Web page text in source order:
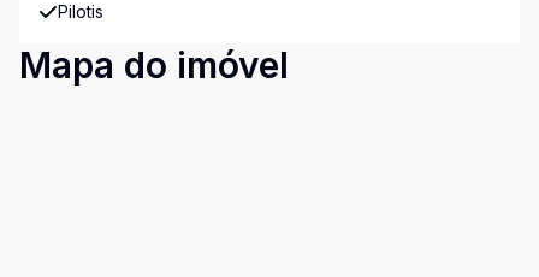
Pilotis
Mapa do imóvel